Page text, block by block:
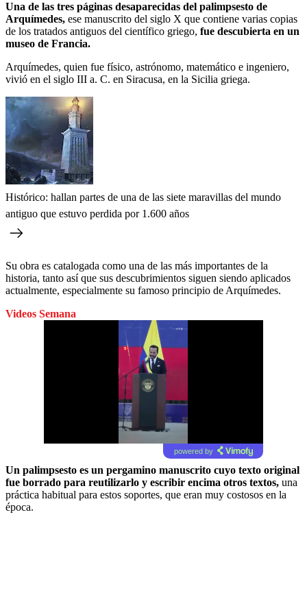
Una de las tres páginas desaparecidas del palimpsesto de
Arquímedes, ese manuscrito del siglo X que contiene varias copias
de los tratados antiguos del científico griego, fue descubierta en un
museo de Francia.
Arquímedes, quien fue físico, astrónomo, matemático e ingeniero,
vivió en el siglo III a. C. en Siracusa, en la Sicilia griega.
Histórico: hallan partes de una de las siete maravillas del mundo
antiguo que estuvo perdida por 1.600 años
Su obra es catalogada como una de las más importantes de la
historia, tanto así que sus descubrimientos siguen siendo aplicados
actualmente, especialmente su famoso principio de Arquímedes.
Videos Semana
powered by
Un palimpsesto es un pergamino manuscrito cuyo texto original
fue borrado para reutilizarlo y escribir encima otros textos, una
práctica habitual para estos soportes, que eran muy costosos en la
época.